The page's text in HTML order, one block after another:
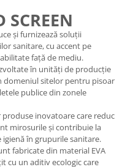
și furnizează soluții
sanitare, cu accent pe
față de mediu.
în unități de producție
domeniul sitelor pentru pisoar
publice din zonele
inovatoare care reduc
mirosurile și contribuie la
în grupurile sanitare.
fabricate din material EVA
cu un aditiv ecologic care